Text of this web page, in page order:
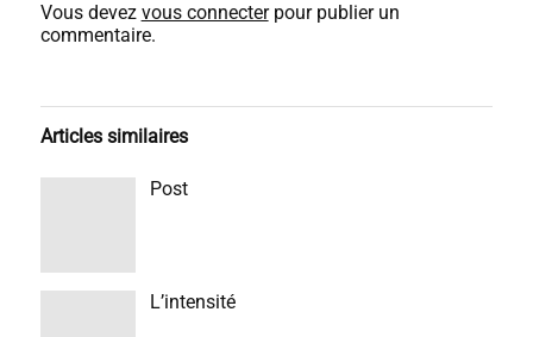
Vous devez vous connecterpour publier un
commentaire.
Articles similaires
Post
L’intensité